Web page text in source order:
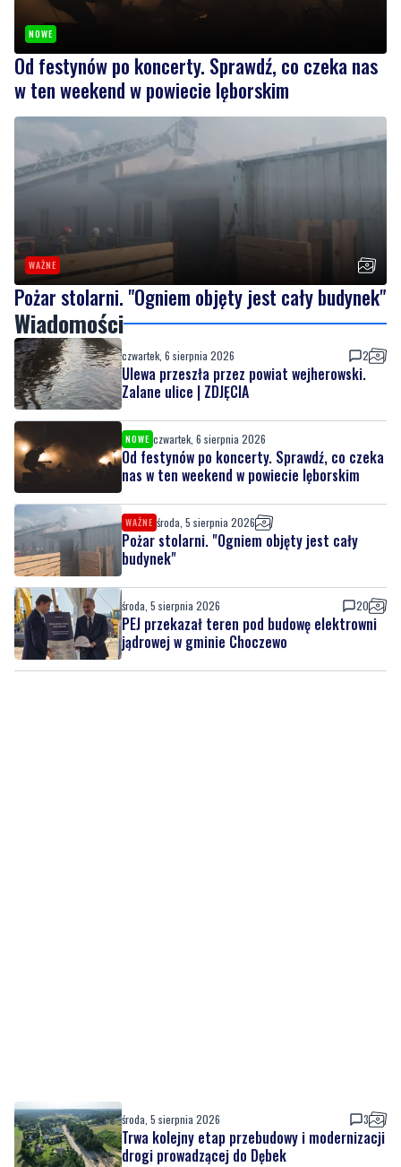
NOWE
Od festynów po koncerty. Sprawdź, co czeka nas
w ten weekend w powiecie lęborskim
WAŻNE
Pożar stolarni. "Ogniem objęty jest cały budynek"
Wiadomości
czwartek, 6 sierpnia 2026 2
Ulewa przeszła przez powiat wejherowski.
Zalane ulice | ZDJĘCIA
NOWE czwartek, 6 sierpnia 2026
Od festynów po koncerty. Sprawdź, co czeka
nas w ten weekend w powiecie lęborskim
WAŻNE środa, 5 sierpnia 2026
Pożar stolarni. "Ogniem objęty jest cały
budynek"
środa, 5 sierpnia 2026 20
PEJ przekazał teren pod budowę elektrowni
jądrowej w gminie Choczewo
środa, 5 sierpnia 2026 3
Trwa kolejny etap przebudowy i modernizacji
drogi prowadzącej do Dębek